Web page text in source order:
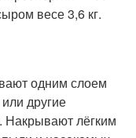
весе 3,6 кг.
одним слоем
другие
Накрывают лёгким